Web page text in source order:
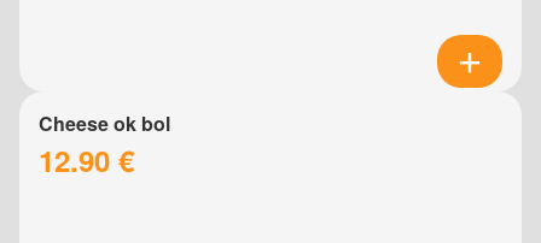
Cheese ok bol
12.90 €